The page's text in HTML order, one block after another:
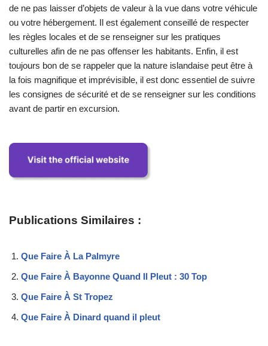
de ne pas laisser d’objets de valeur à la vue dans votre véhicule
ou votre hébergement. Il est également conseillé de respecter
les règles locales et de se renseigner sur les pratiques
culturelles afin de ne pas offenser les habitants. Enfin, il est
toujours bon de se rappeler que la nature islandaise peut être à
la fois magnifique et imprévisible, il est donc essentiel de suivre
les consignes de sécurité et de se renseigner sur les conditions
avant de partir en excursion.
Publications Similaires :
Que Faire À La Palmyre
Que Faire À Bayonne Quand Il Pleut : 30 Top
Que Faire À St Tropez
Que Faire À Dinard quand il pleut